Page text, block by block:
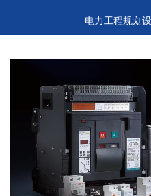
电力工程规划